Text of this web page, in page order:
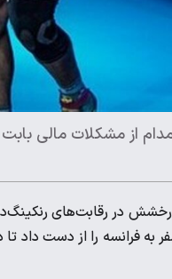
از مشکلات مالی
در رقابت‌های